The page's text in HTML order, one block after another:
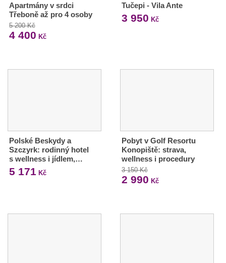
Apartmány v srdci
Třeboně až pro 4 osoby
5 200 Kč
4 400 Kč
Tučepi - Vila Ante
3 950 Kč
Polské Beskydy a
Szczyrk: rodinný hotel
s wellness i jídlem,…
5 171 Kč
Pobyt v Golf Resortu
Konopiště: strava,
wellness i procedury
3 150 Kč
2 990 Kč